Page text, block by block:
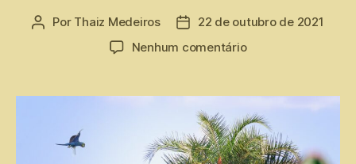
Por Thaiz Medeiros
22 de outubro de 2021
Nenhum comentário